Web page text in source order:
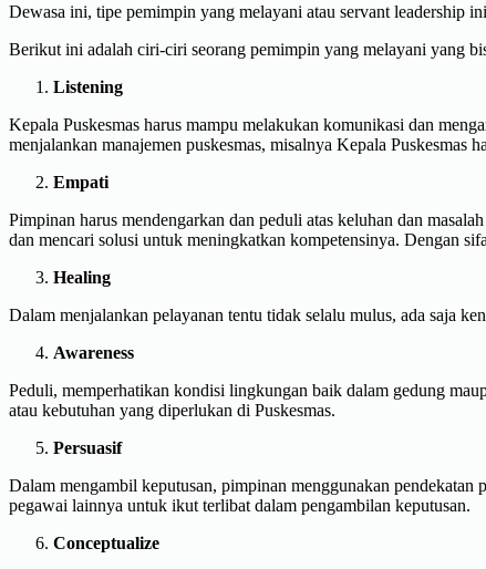
Dewasa ini, tipe pemimpin yang melayani atau servant leadership
Berikut ini adalah ciri-ciri seorang pemimpin yang melayani yang
Listening
Kepala Puskesmas harus mampu melakukan komunikasi dan
menjalankan manajemen puskesmas, misalnya Kepala Puskesmas
Empati
Pimpinan harus mendengarkan dan peduli atas keluhan dan
dan mencari solusi untuk meningkatkan kompetensinya. Dengan
Healing
Dalam menjalankan pelayanan tentu tidak selalu mulus, ada saja
Awareness
Peduli, memperhatikan kondisi lingkungan baik dalam gedung
atau kebutuhan yang diperlukan di Puskesmas.
Persuasif
Dalam mengambil keputusan, pimpinan menggunakan pendekatan
pegawai lainnya untuk ikut terlibat dalam pengambilan keputusan.
Conceptualize